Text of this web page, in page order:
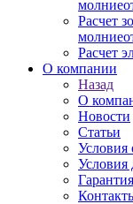
Расчет
Расчет
О компании
Назад
О
Новости
Статьи
Условия
Условия